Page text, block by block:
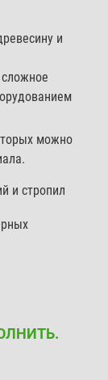
и
можно
и стропил